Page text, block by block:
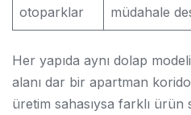
otoparklar
müdahale
Her yapıda aynı dolap
alanı dar bir apartman
üretim sahasıysa farklı ürün